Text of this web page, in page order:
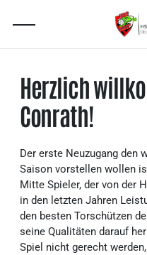
Herzlich
Conrath!
Der erste Neuzugang den
Saison vorstellen wollen
Mitte Spieler, der von der
in den letzten Jahren
den besten Torschützen
seine Qualitäten darauf
Spiel nicht gerecht